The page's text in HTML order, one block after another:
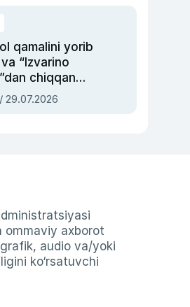
qamalini yorib
“Izvarino
chiqqan
— Ukraina
bosh
29.07.2026
ommaviy axborot
audio va/yoki
ko‘rsatuvchi